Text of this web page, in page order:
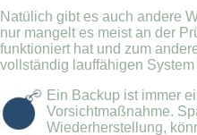
Natülich gibt es auch andere
nur mangelt es meist an der
funktioniert hat und zum
vollständig lauffähigen System
Ein Backup ist immer
Vorsichtmaßnahme.
Wiederherstellung,